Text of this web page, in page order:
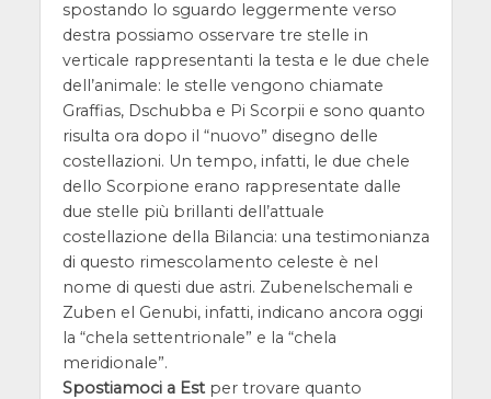
spostando lo sguardo leggermente verso
destra possiamo osservare tre stelle in
verticale rappresentanti la testa e le due chele
dell’animale: le stelle vengono chiamate
Graffias, Dschubba e Pi Scorpii e sono quanto
risulta ora dopo il “nuovo” disegno delle
costellazioni. Un tempo, infatti, le due chele
dello Scorpione erano rappresentate dalle
due stelle più brillanti dell’attuale
costellazione della Bilancia: una testimonianza
di questo rimescolamento celeste è nel
nome di questi due astri. Zubenelschemali e
Zuben el Genubi, infatti, indicano ancora oggi
la “chela settentrionale” e la “chela
meridionale”.
Spostiamoci a Estper trovare quanto